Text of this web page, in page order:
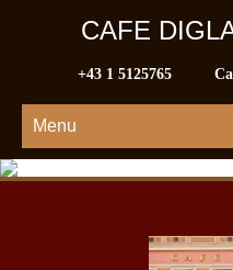
CAFE
+43 1 5125765
Menu